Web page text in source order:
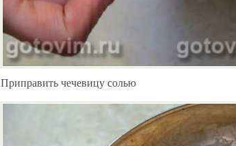
Приправить чечевицу солью